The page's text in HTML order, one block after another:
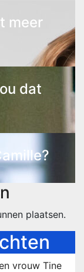
meer
dat
plaatsen.
vrouw Tine